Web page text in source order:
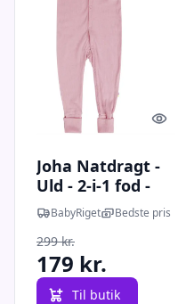
Joha Natdragt -
Uld - 2-i-1 fod -
Old Rose
BabyRiget Bedste pris
299 kr.
179 kr.
Til butik